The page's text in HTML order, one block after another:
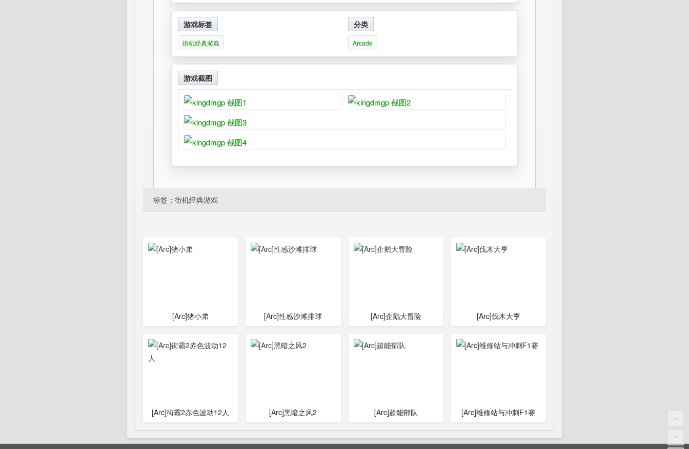
游戏标签
街机经典游戏
分类
Arcade
游戏截图
标签： 街机经典游戏
[Arc]猪小弟 [Arc]性感沙滩排球 [Arc]企鹅大冒险 [Arc]伐木大亨
[Arc]街霸2赤色波动12人 [Arc]黑暗之风2 [Arc]超能部队 [Arc]维修站与冲刺F1赛